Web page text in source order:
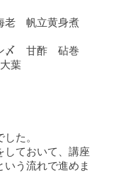
帆立黄身煮
〆 甘酢 砧巻
葉
た。
しておいて、講座
う流れで進めま